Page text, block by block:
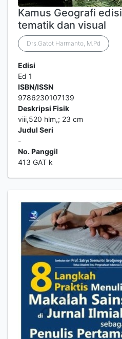
Kamus Geografi edisi
tematik dan visual
Drs.Gatot Harmanto, M.Pd
Edisi
Ed 1
ISBN/ISSN
9786230107139
Deskripsi Fisik
viii,520 hlm,; 23 cm
Judul Seri
-
No. Panggil
413 GAT k